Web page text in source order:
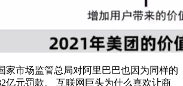
家市场监管总局对阿里巴巴也因为同样的
亿元罚款。 互联网巨头为什么喜欢让商